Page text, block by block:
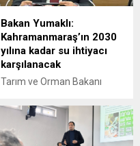
Bakan Yumaklı:
Kahramanmaraş’ın 2030
yılına kadar su ihtiyacı
karşılanacak
Tarım ve Orman Bakanı
depreminin meydana geldiği
Kahramanmaraş'ın içme
suyu sorunu yaşamaması